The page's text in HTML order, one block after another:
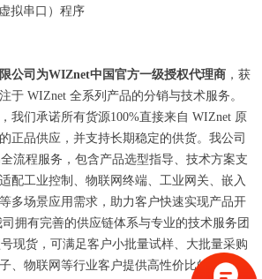
拟串口）程序
公司为WIZnet中国官方一级授权代理商 ，获
于 WIZnet 全系列产品的分销与技术服务。
我们承诺所有货源100%直接来自 WIZnet 原
正品供应，并支持长期稳定的供货。我公司
流程服务，包含产品选型指导、技术方案支
配工业控制、物联网终端、工业网关、嵌入
多场景应用需求，助力客户快速实现产品开
拥有完善的供应链体系与专业的技术服务团
现货，可满足客户小批量试样、大批量采购
、物联网等行业客户提供高性价比的解决方